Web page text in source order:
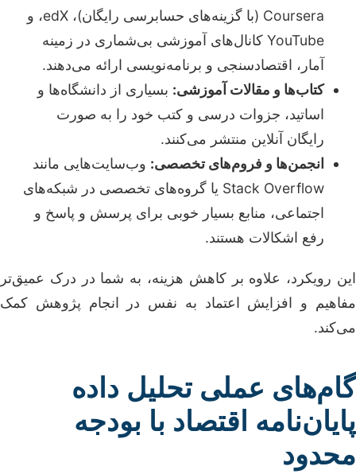
Coursera (با گزینه‌های حسابرسی رایگان)، edX، و
YouTube کانال‌های آموزشی بی‌شماری در زمینه
آمار، اقتصادسنجی و برنامه‌نویسی ارائه می‌دهند.
کتاب‌ها و مقالات آموزشی: بسیاری از دانشگاه‌ها و
اساتید، جزوات درسی و کتب خود را به صورت
رایگان آنلاین منتشر می‌کنند.
انجمن‌ها و فروم‌های تخصصی: وب‌سایت‌هایی مانند
Stack Overflow یا گروه‌های تخصصی در شبکه‌های
اجتماعی، منابع بسیار خوبی برای پرسش و پاسخ و
رفع اشکالات هستند.
این رویکرد، علاوه بر کاهش هزینه، به شما در درک عمیق‌تر
مفاهیم و افزایش اعتماد به نفس در انجام پژوهش کمک
می‌کند.
گام‌های عملی تحلیل داده
پایان‌نامه اقتصاد با بودجه
محدود